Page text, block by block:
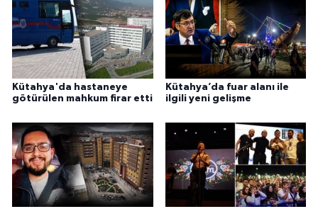
Kütahya'da hastaneye
götürülen mahkum firar etti
Kütahya’da fuar alanı ile
ilgili yeni gelişme